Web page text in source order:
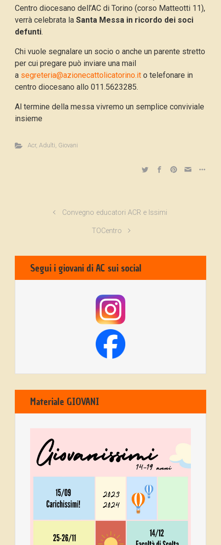
Centro diocesano dell’AC di Torino (corso Matteotti 11),
verrà celebrata la Santa Messa in ricordo dei soci
defunti.
Chi vuole segnalare un socio o anche un parente stretto
per cui pregare può inviare una mail
a segreteria@azionecattolicatorino.it o telefonare in
centro diocesano allo 011.5623285.
Al termine della messa vivremo un semplice conviviale
insieme
Acr, Adulti, Giovani
Convegno educatori ACR e Issimi
TOCentro
Segui i giovani di AC sui social
Materiale GIOVANI